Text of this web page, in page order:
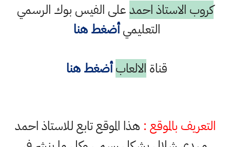
كروب الاستاذ احمدعلى الفيس بوك الرسمي
التعليميأضغط هنا
قناة الالعاب أضغط هنا
التعريف بالموقع : هذا الموقع تابع للاستاذ احمد